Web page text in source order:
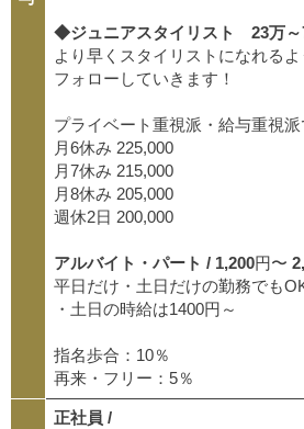
◆ジュニアスタイリスト 23万～
より早くスタイリストになれる
フォローしていきます！
プライベート重視派・給与重視
月6休み 225,000
月7休み 215,000
月8休み 205,000
週休2日 200,000
アルバイト・パート / 1,200円〜
平日だけ・土日だけの勤務でも
・土日の時給は1400円～
指名歩合：10％
再来・フリー：5％
正社員 /